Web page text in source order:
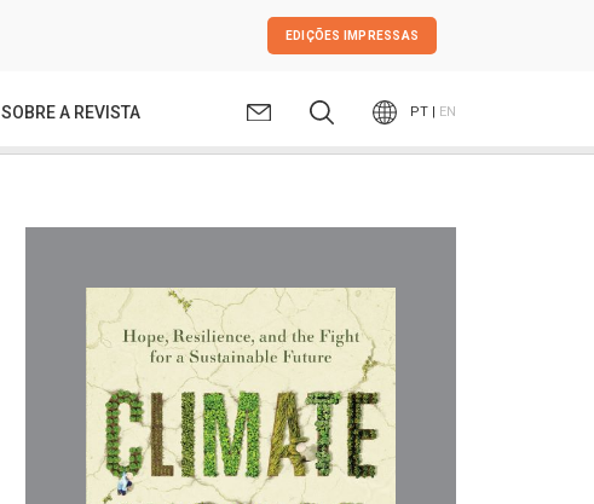
EDIÇÕES IMPRESSAS
SOBRE A REVISTA PT | EN